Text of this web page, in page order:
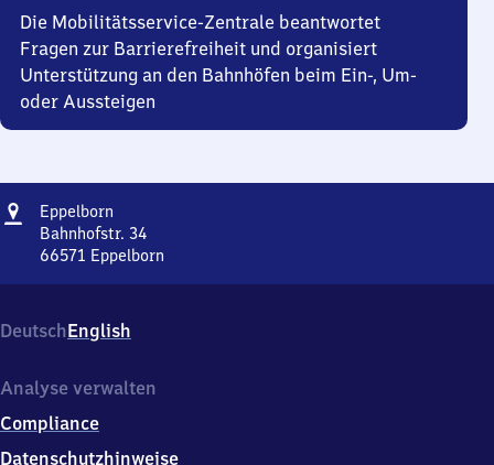
Die Mobilitätsservice-Zentrale beantwortet
Fragen zur Barrierefreiheit und organisiert
Unterstützung an den Bahnhöfen beim Ein-, Um-
oder Aussteigen
Adresse
Eppelborn
Bahnhofstr. 34
66571 Eppelborn
34,
6
5
1
Eppelborn
DeutschEnglish
Analyse verwalten
Compliance
Datenschutzhinweise